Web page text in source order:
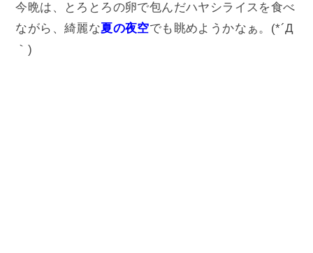
今晩は、とろとろの卵で包んだハヤシライスを食べ
ながら、綺麗な夏の夜空でも眺めようかなぁ。(*´Д
｀)